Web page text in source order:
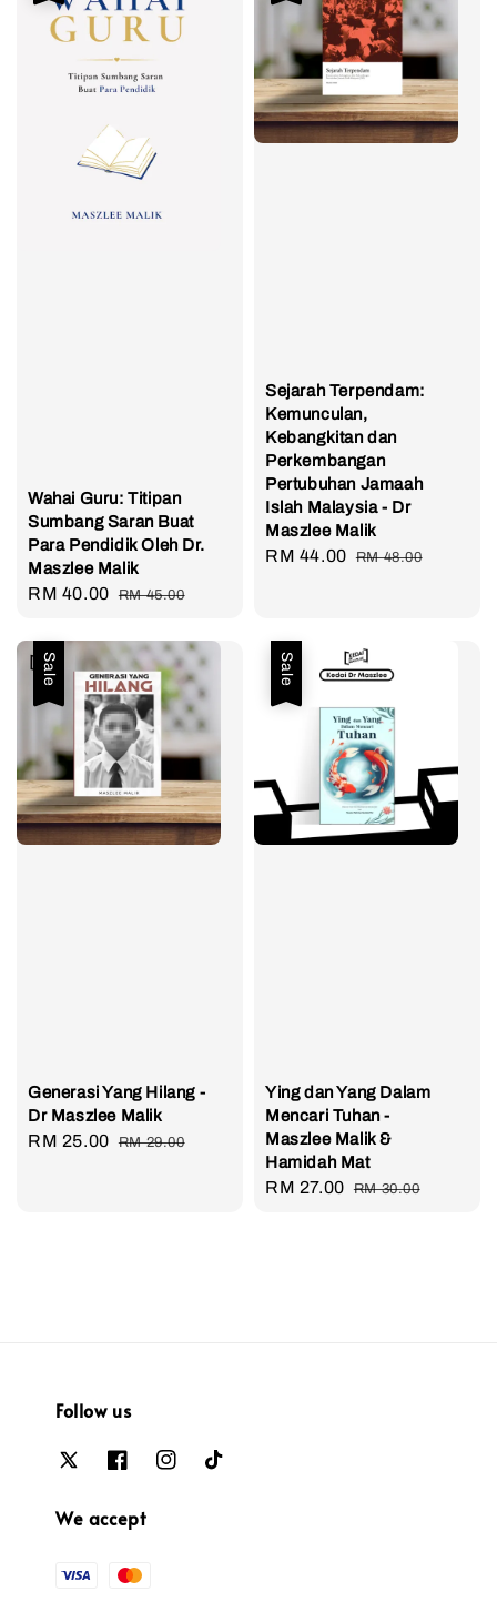
Wahai Guru: Titipan
Sumbang Saran Buat
Para Pendidik Oleh Dr.
Maszlee Malik
Sale
RM 40.00 Regular
RM 45.00
Sejarah Terpendam:
Kemunculan,
Kebangkitan dan
Perkembangan
Pertubuhan Jamaah
Islah Malaysia - Dr
Maszlee Malik
Sale
RM 44.00 Regular
RM 48.00
Sale
Generasi Yang Hilang -
Dr Maszlee Malik
Sale
RM 25.00 Regular
RM 29.00
Sale
Ying dan Yang Dalam
Mencari Tuhan -
Maszlee Malik &
Hamidah Mat
Sale
RM 27.00 Regular
RM 30.00
Follow us
We accept